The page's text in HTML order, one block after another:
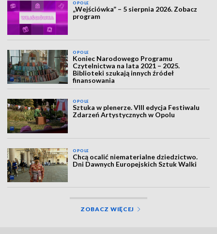
OPOLE
„Wejściówka” – 5 sierpnia 2026. Zobacz
program
OPOLE
Koniec Narodowego Programu
Czytelnictwa na lata 2021 – 2025.
Biblioteki szukają innych źródeł
finansowania
OPOLE
Sztuka w plenerze. VIII edycja Festiwalu
Zdarzeń Artystycznych w Opolu
OPOLE
Chcą ocalić niematerialne dziedzictwo.
Dni Dawnych Europejskich Sztuk Walki
ZOBACZ WIĘCEJ